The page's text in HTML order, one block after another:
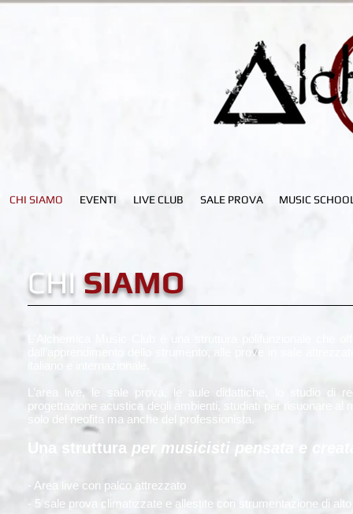
CHI SIAMO EVENTI LIVE CLUB SALE PROVA MUSIC
CHI SIAMO
dall’apprendimento dello strumento, alle prove in sale
L’area live, le sale prova, le aule didattiche, lo studio di
progettazione acustica degli ambienti, studiati per risuonare
solo del neofita ma anche del professionista.
Una struttura per musicisti pensata e
- Area live con palco attrezzato
- 5 sale prova climatizzate e allestite con strumentazione di